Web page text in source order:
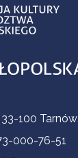
33-100 Tarnów
000-76-51